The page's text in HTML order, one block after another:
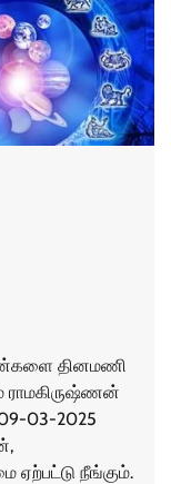
தினமணி
ராமகிருஷ்ணன்
03-2025
ஏற்பட்டு நீங்கும்.